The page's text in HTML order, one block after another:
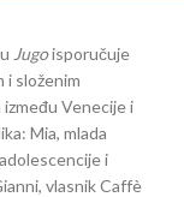
Jugoisporučuje
i složenim
Venecije i
Mia, mlada
i
vlasnik Caffè